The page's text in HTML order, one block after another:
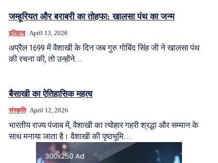
जम्हूरियत और बराबरी का तोहफा: खालसा पंथ का जन्म
इतिहास April 13, 2026
अप्रैल 1699 में वैशाखी के दिन जब गुरु गोबिंद सिंह जी ने खालसा पंथ
की रचना की, तो उन्होंने...
बैसाखी का ऐतिहासिक महत्व
संस्कृति April 12, 2026
भारतीय राज्य पंजाब में, वैशाखी का त्योहार गहरी श्रद्धा और सम्मान के
साथ मनाया जाता है। वैशाखी की पृष्ठभूमि...